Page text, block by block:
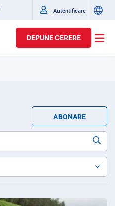
Autentificare
DEPUNE CERERE
ABONARE